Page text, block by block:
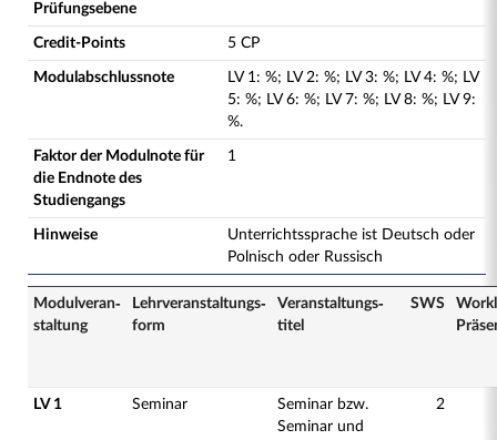
Prüfungsebene
Credit-Points 5 CP
Modulabschlussnote LV 1: %; LV 2: %; LV 3: %; LV 4: %; LV
5: %; LV 6: %; LV 7: %; LV 8: %; LV 9:
%.
Faktor der Modulnote für
die Endnote des
Studiengangs
1
Hinweise
Unterrichtssprache ist Deutsch oder
Polnisch oder Russisch
Modulveran­
staltung
Lehrveranstaltungs­
form
Veranstaltungs­
titel
SWS
LV 1 Seminar
Seminar bzw.
Seminar und
2